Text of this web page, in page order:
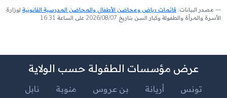
مصدر البيانات: قائمات رياض ومحاضن الأطفال والمحاضن المدرسية القانونية لوزارة
الأسرة والمرأة والطفولة وكبار السن بتاريخ 2026/08/07 على الساعة 16:31
عرض مؤسسات الطفولة حسب الولاية
تونس أريانة بن عروس منوبة
نابل